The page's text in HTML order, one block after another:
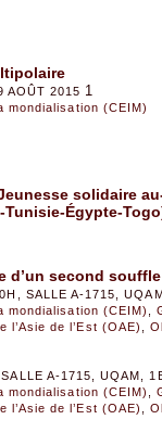
AOÛT 2015 1
mondialisation (CEIM)
solidaire
Égypte-
d’un second souffle
SALLE A-1715,
mondialisation (CEIM) ,
l’Asie de l’Est (OAE) ,
A-1715, UQAM,
mondialisation (CEIM) ,
l’Asie de l’Est (OAE) ,